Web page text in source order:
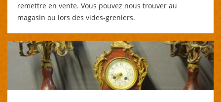
remettre en vente. Vous pouvez nous trouver au
magasin ou lors des vides-greniers.